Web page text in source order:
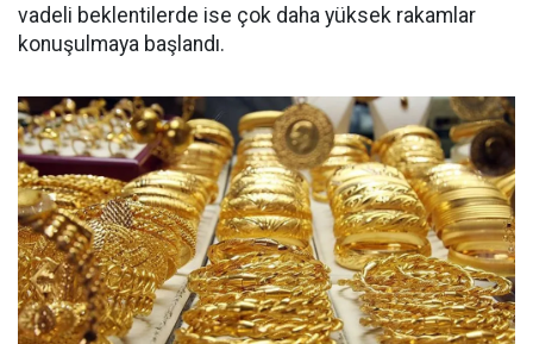
vadeli beklentilerde ise çok daha yüksek rakamlar
konuşulmaya başlandı.